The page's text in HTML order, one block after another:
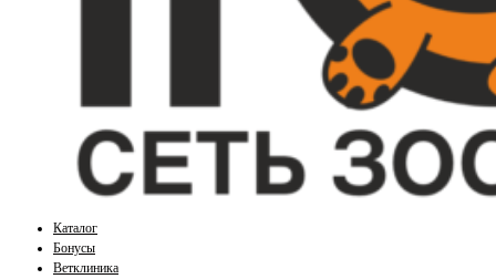
Каталог
Бонусы
Ветклиника